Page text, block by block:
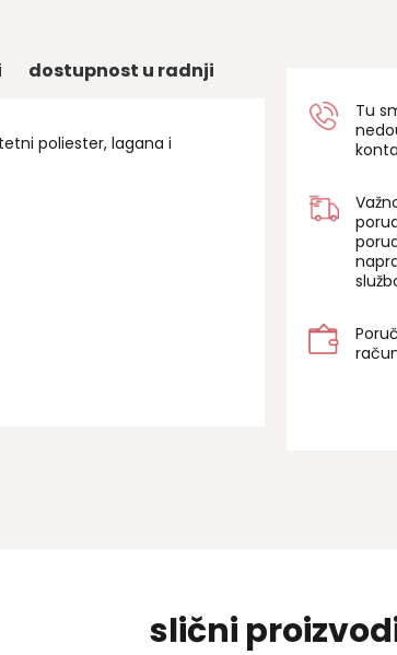
dostupnost u radnji
poliester, lagana i
Tu
slični